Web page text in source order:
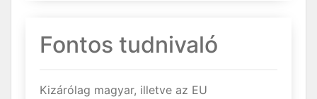
Fontos tudnivaló
Kizárólag magyar, illetve az EU